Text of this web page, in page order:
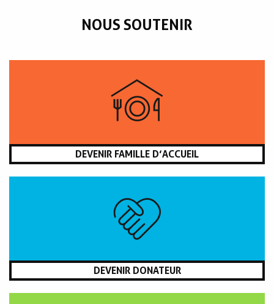
NOUS SOUTENIR
DEVENIR FAMILLE D’ACCUEIL
DEVENIR DONATEUR